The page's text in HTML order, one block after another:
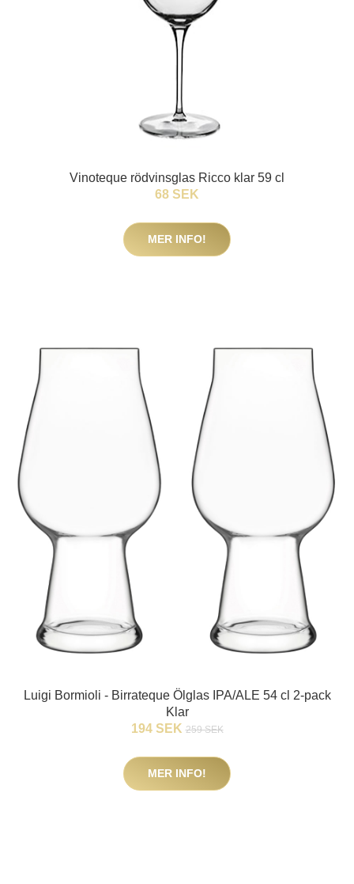
Vinoteque rödvinsglas Ricco klar 59 cl
68 SEK
MER INFO!
Luigi Bormioli - Birrateque Ölglas IPA/ALE 54 cl 2-pack
Klar
194 SEK 259 SEK
MER INFO!